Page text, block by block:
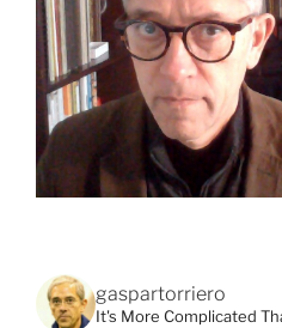
gaspartorriero
It's More Complicated